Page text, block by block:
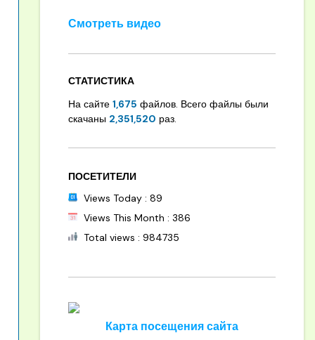
Смотреть видео
СТАТИСТИКА
На сайте 1,675 файлов. Всего файлы были
скачаны 2,351,520 раз.
ПОСЕТИТЕЛИ
Views Today : 89
Views This Month : 386
Total views : 984735
Карта посещения сайта